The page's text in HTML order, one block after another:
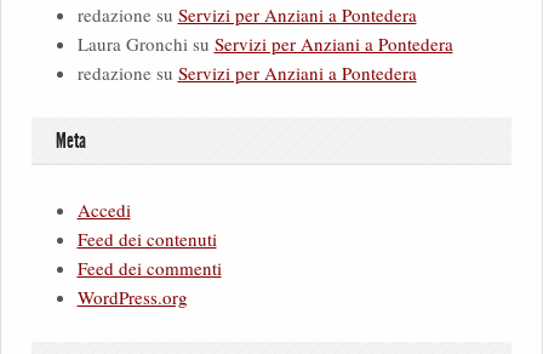
redazionesu Servizi per Anziani a Pontedera
Laura Gronchisu Servizi per Anziani a Pontedera
redazionesu Servizi per Anziani a Pontedera
Meta
Accedi
Feed dei contenuti
Feed dei commenti
WordPress.org